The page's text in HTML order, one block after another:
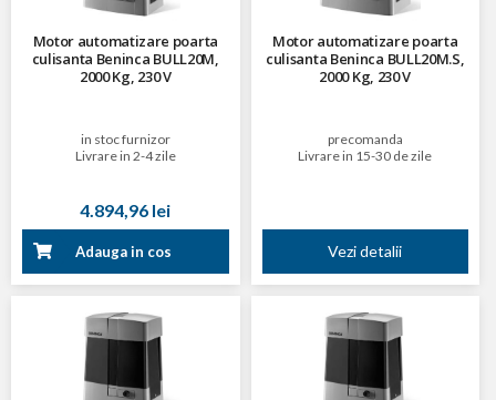
Motor automatizare poarta
culisanta Beninca BULL20M,
2000 Kg, 230 V
in stoc furnizor
Livrare in 2-4 zile
4.894,96 lei
Adauga in cos
Motor automatizare poarta
culisanta Beninca BULL20M.S,
2000 Kg, 230 V
precomanda
Livrare in 15-30 de zile
Vezi detalii